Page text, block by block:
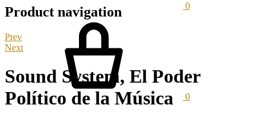
0
0
Product navigation
Prev
Next
Sound System, El Poder
Político de la Música